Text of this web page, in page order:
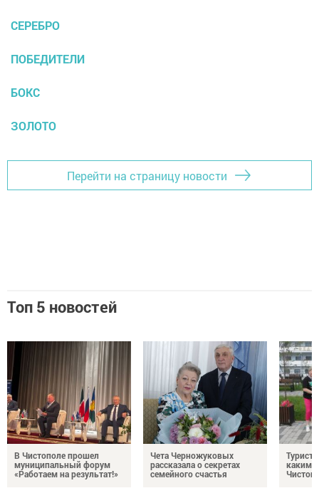
СЕРЕБРО
ПОБЕДИТЕЛИ
БОКС
ЗОЛОТО
Перейти на страницу новости
Топ 5 новостей
В Чистополе прошел
муниципальный форум
«Работаем на результат!»
Чета Черножуковых
рассказала о секретах
семейного счастья
каким